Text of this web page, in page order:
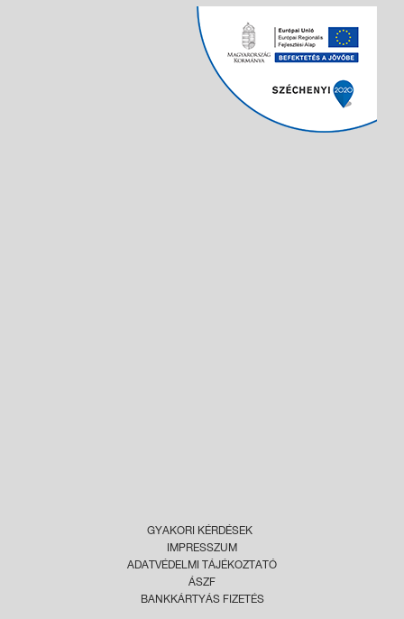
GYAKORI KÉRDÉSEK
IMPRESSZUM
ADATVÉDELMI TÁJÉKOZTATÓ
ÁSZF
BANKKÁRTYÁS FIZETÉS